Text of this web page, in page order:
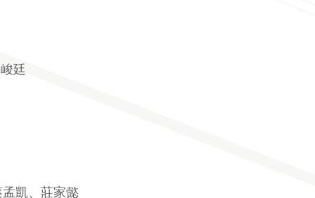
廷
凱、莊家懿